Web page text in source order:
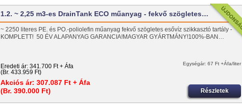
1.2. ~ 2,25 m3-es DrainTank ECO műanyag - fekvő szögletes…
~ 2250 literes PE. és PO.-poliolefin műanyag fekvő szögletes esővíz szikkasztó tartály -
KOMPLETT! 50 ÉV ALAPANYAG GARANCIA!MAGYAR GYÁRTMÁNY!100%-BAN…
Eredeti ár: 341.700 Ft + Áfa
(Br. 433.959 Ft)
Akciós ár: 307.087 Ft + Áfa
(Br. 390.000 Ft)
Egységár: 67 Ft +Áfa/liter
Részletek